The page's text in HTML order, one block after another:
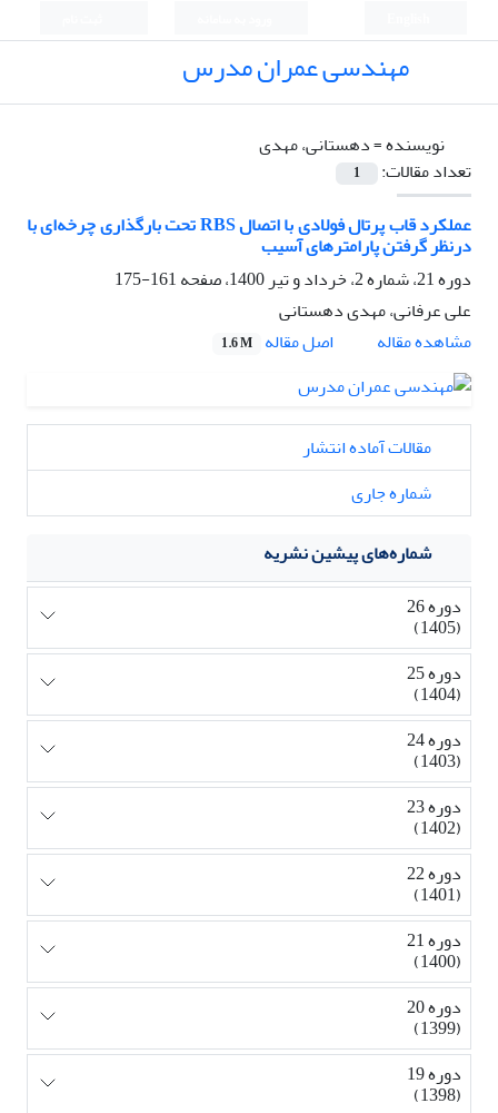
مهندسی عمران مدرس
نویسنده =دهستانی، مهدی
تعداد مقالات:
1
عملکرد قاب پرتال فولادی با اتصال RBS تحت بارگذاری چرخه‌ای با
درنظر گرفتن پارامترهای آسیب
دوره 21، شماره 2، خرداد و تیر 1400، صفحه
161-175
علی عرفانی، مهدی دهستانی
مشاهده مقاله
اصل مقاله 1.6 M
مقالات آماده انتشار
شماره جاری
شماره‌های پیشین نشریه
دوره 26
(1405)
دوره 25
(1404)
دوره 24
(1403)
دوره 23
(1402)
دوره 22
(1401)
دوره 21
(1400)
دوره 20
(1399)
دوره 19
(1398)